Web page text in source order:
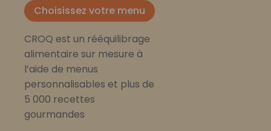
Choisissez votre menu
CROQ est un rééquilibrage
alimentaire sur mesure à
l’aide de menus
personnalisables et plus de
5 000 recettes
gourmandes